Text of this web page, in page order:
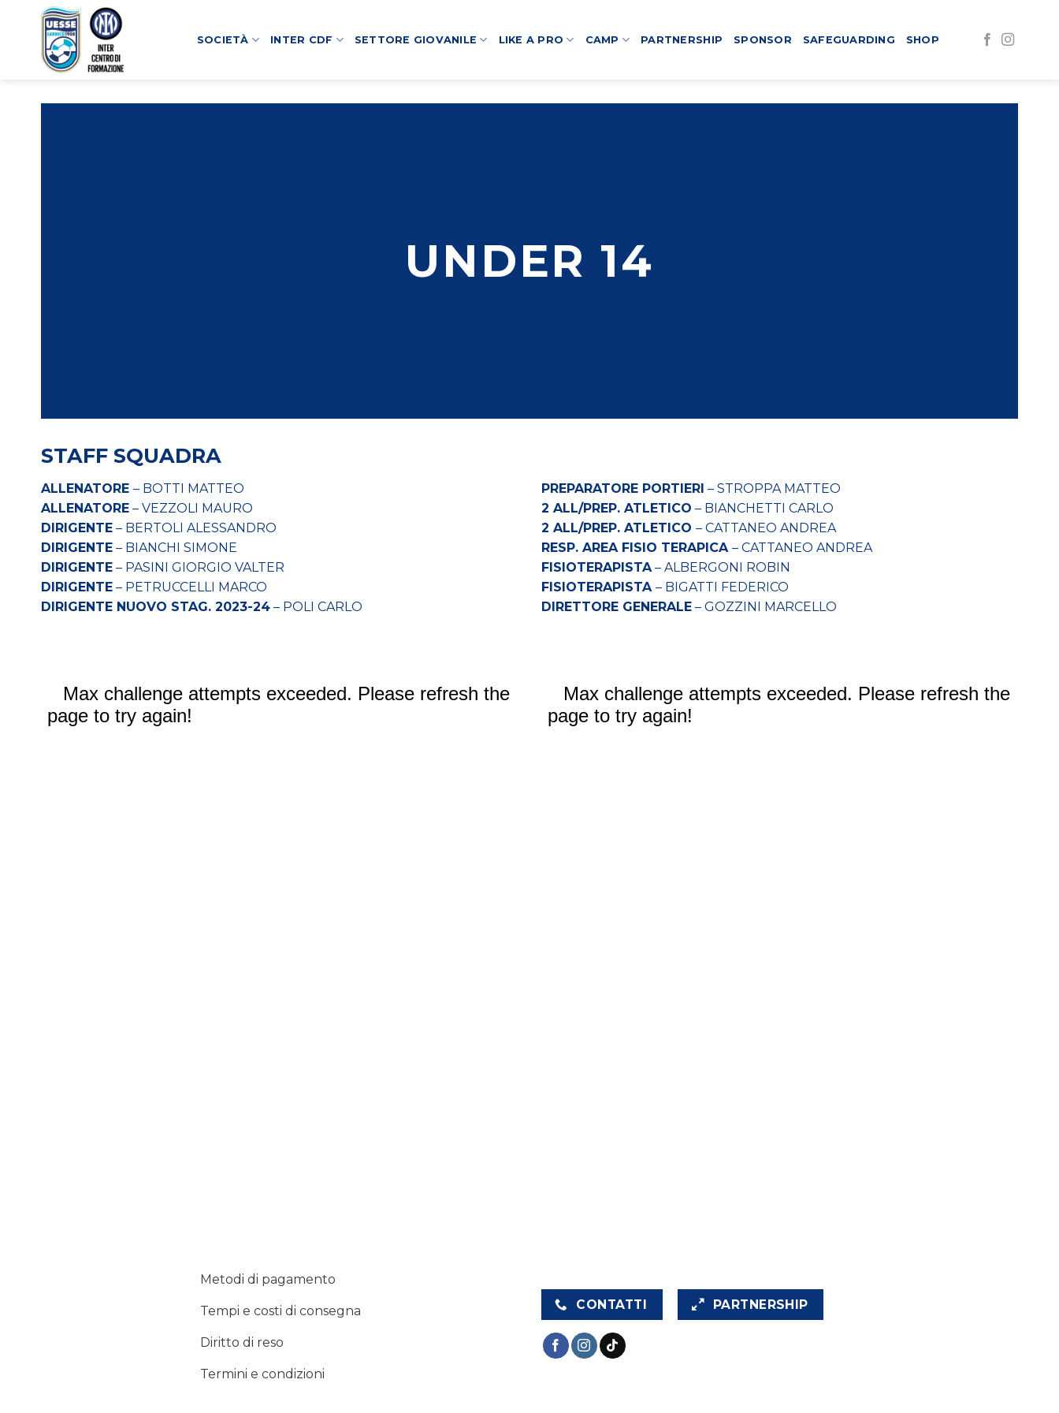
contenuti
SOCIETÀ INTER CDF SETTORE GIOVANILE LIKE A PRO CAMP PARTNERSHIP SPONSOR SAFEGUARDING SHOP
UNDER 14
STAFF SQUADRA
ALLENATORE – BOTTI MATTEO
ALLENATORE – VEZZOLI MAURO
DIRIGENTE – BERTOLI ALESSANDRO
DIRIGENTE – BIANCHI SIMONE
DIRIGENTE – PASINI GIORGIO VALTER
DIRIGENTE – PETRUCCELLI MARCO
DIRIGENTE NUOVO STAG. 2023-24 – POLI CARLO
PREPARATORE PORTIERI – STROPPA MATTEO
2 ALL/PREP. ATLETICO – BIANCHETTI CARLO
2 ALL/PREP. ATLETICO – CATTANEO ANDREA
RESP. AREA FISIO TERAPICA – CATTANEO ANDREA
FISIOTERAPISTA – ALBERGONI ROBIN
FISIOTERAPISTA – BIGATTI FEDERICO
DIRETTORE GENERALE – GOZZINI MARCELLO
Metodi di pagamento
Tempi e costi di consegna
Diritto di reso
Termini e condizioni
CONTATTI PARTNERSHIP